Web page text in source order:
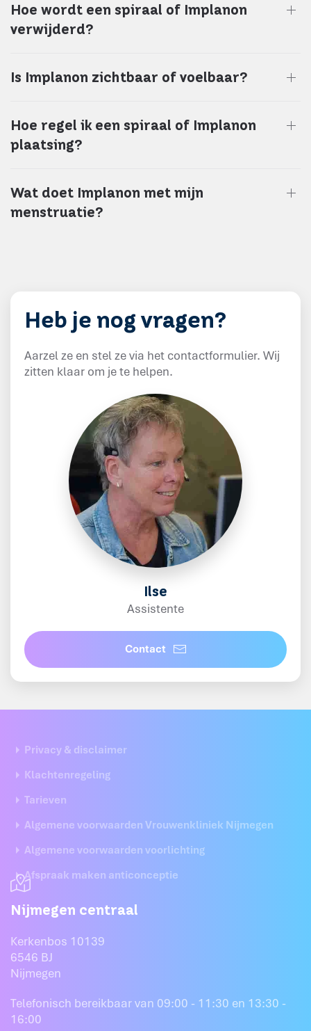
Hoe wordt een spiraal of Implanon
verwijderd?
Is Implanon zichtbaar of voelbaar?
Hoe regel ik een spiraal of Implanon
plaatsing?
Wat doet Implanon met mijn
menstruatie?
Heb je nog vragen?
Aarzel ze en stel ze via het contactformulier. Wij
zitten klaar om je te helpen.
Ilse
Assistente
Contact
Privacy & disclaimer
Klachtenregeling
Tarieven
Algemene voorwaarden Vrouwenkliniek Nijmegen
Algemene voorwaarden voorlichting
Afspraak maken anticonceptie
Nijmegen centraal
Kerkenbos 10139
6546 BJ
Nijmegen
Telefonisch bereikbaar van 09:00 - 11:30 en 13:30 -
16:00